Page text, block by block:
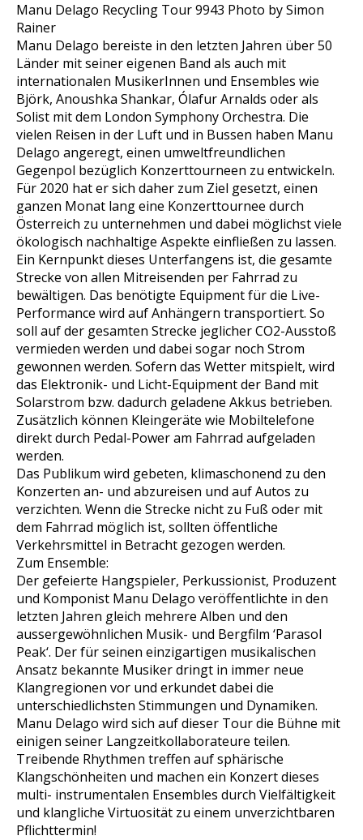
Manu Delago Recycling Tour 9943 Photo by Simon
Rainer
Manu Delago bereiste in den letzten Jahren über 50
Länder mit seiner eigenen Band als auch mit
internationalen MusikerInnen und Ensembles wie
Björk, Anoushka Shankar, Ólafur Arnalds oder als
Solist mit dem London Symphony Orchestra. Die
vielen Reisen in der Luft und in Bussen haben Manu
Delago angeregt, einen umweltfreundlichen
Gegenpol bezüglich Konzerttourneen zu entwickeln.
Für 2020 hat er sich daher zum Ziel gesetzt, einen
ganzen Monat lang eine Konzerttournee durch
Österreich zu unternehmen und dabei möglichst viele
ökologisch nachhaltige Aspekte einfließen zu lassen.
Ein Kernpunkt dieses Unterfangens ist, die gesamte
Strecke von allen Mitreisenden per Fahrrad zu
bewältigen. Das benötigte Equipment für die Live-
Performance wird auf Anhängern transportiert. So
soll auf der gesamten Strecke jeglicher CO2-Ausstoß
vermieden werden und dabei sogar noch Strom
gewonnen werden. Sofern das Wetter mitspielt, wird
das Elektronik- und Licht-Equipment der Band mit
Solarstrom bzw. dadurch geladene Akkus betrieben.
Zusätzlich können Kleingeräte wie Mobiltelefone
direkt durch Pedal-Power am Fahrrad aufgeladen
werden.
Das Publikum wird gebeten, klimaschonend zu den
Konzerten an- und abzureisen und auf Autos zu
verzichten. Wenn die Strecke nicht zu Fuß oder mit
dem Fahrrad möglich ist, sollten öffentliche
Verkehrsmittel in Betracht gezogen werden.
Zum Ensemble:
Der gefeierte Hangspieler, Perkussionist, Produzent
und Komponist Manu Delago veröffentlichte in den
letzten Jahren gleich mehrere Alben und den
aussergewöhnlichen Musik- und Bergfilm ‘Parasol
Peak‘. Der für seinen einzigartigen musikalischen
Ansatz bekannte Musiker dringt in immer neue
Klangregionen vor und erkundet dabei die
unterschiedlichsten Stimmungen und Dynamiken.
Manu Delago wird sich auf dieser Tour die Bühne mit
einigen seiner Langzeitkollaborateure teilen.
Treibende Rhythmen treffen auf sphärische
Klangschönheiten und machen ein Konzert dieses
multi- instrumentalen Ensembles durch Vielfältigkeit
und klangliche Virtuosität zu einem unverzichtbaren
Pflichttermin!